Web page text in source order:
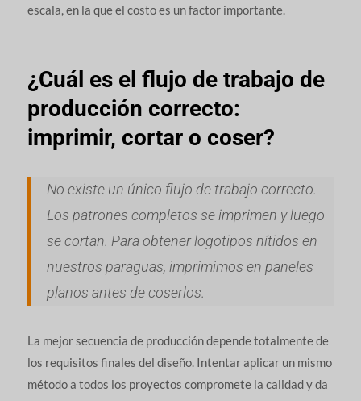
escala, en la que el costo es un factor importante.
¿Cuál es el flujo de trabajo de
producción correcto:
imprimir, cortar o coser?
No existe un único flujo de trabajo correcto.
Los patrones completos se imprimen y luego
se cortan. Para obtener logotipos nítidos en
nuestros paraguas, imprimimos en paneles
planos antes de coserlos.
La mejor secuencia de producción depende totalmente de
los requisitos finales del diseño. Intentar aplicar un mismo
método a todos los proyectos compromete la calidad y da